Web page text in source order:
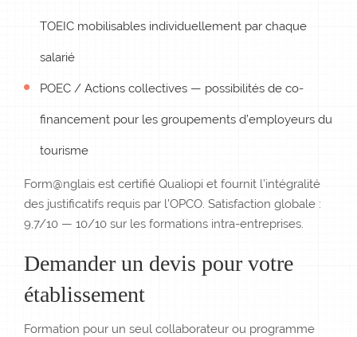
TOEIC mobilisables individuellement par chaque
salarié
POEC / Actions collectives — possibilités de co-
financement pour les groupements d’employeurs du
tourisme
Form@nglais est certifié Qualiopi et fournit l’intégralité
des justificatifs requis par l’OPCO. Satisfaction globale :
9,7/10 — 10/10 sur les formations intra-entreprises.
Demander un devis pour votre
établissement
Formation pour un seul collaborateur ou programme